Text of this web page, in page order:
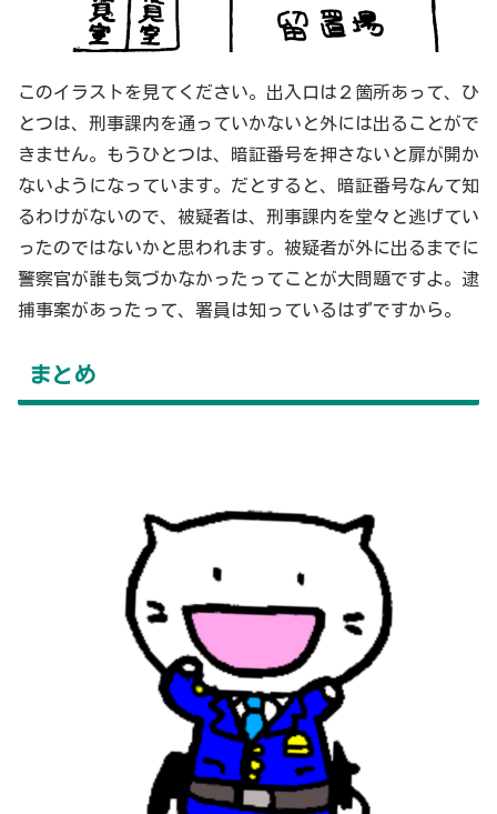
このイラストを見てください。出入口は２箇所あって、ひ
とつは、刑事課内を通っていかないと外には出ることがで
きません。もうひとつは、暗証番号を押さないと扉が開か
ないようになっています。だとすると、暗証番号なんて知
るわけがないので、被疑者は、刑事課内を堂々と逃げてい
ったのではないかと思われます。被疑者が外に出るまでに
警察官が誰も気づかなかったってことが大問題ですよ。逮
捕事案があったって、署員は知っているはずですから。
まとめ